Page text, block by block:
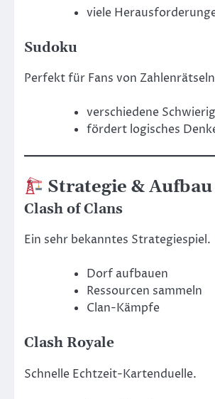
viele
Sudoku
Perfekt für Fans von
verschiedene
fördert logisches
Strategie &
Clash of Clans
Ein sehr bekanntes Strategiespiel.
Dorf aufbauen
Ressourcen sammeln
Clan-Kämpfe
Clash Royale
Schnelle Echtzeit-Kartenduelle.